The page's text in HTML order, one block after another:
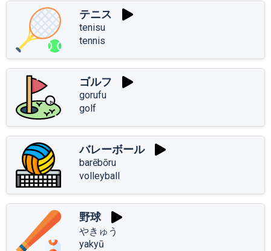
テニス
tenisu
tennis
ゴルフ
gorufu
golf
バレーボール
barēbōru
volleyball
野球
やきゅう
yakyū